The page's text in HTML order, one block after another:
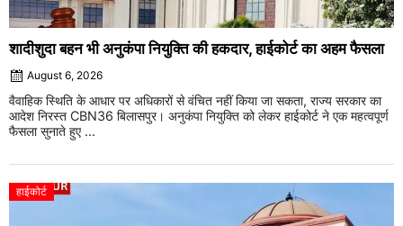
शादीशुदा बहन भी अनुकंपा नियुक्ति की हकदार, हाईकोर्ट का अहम फैसला
August 6, 2026
वैवाहिक स्थिति के आधार पर अधिकारों से वंचित नहीं किया जा सकता, राज्य सरकार का
आदेश निरस्त CBN36 बिलासपुर। अनुकंपा नियुक्ति को लेकर हाईकोर्ट ने एक महत्वपूर्ण
फैसला सुनाते हुए ...
हाईकोर्ट